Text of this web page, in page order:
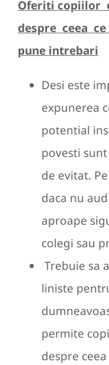
Oferiti copiilor
despre ceea
pune intrebari
Desi este
expunerea
potential
povesti
de evitat.
daca nu
aproape
colegi sau
Trebuie sa
liniste
permite
despre